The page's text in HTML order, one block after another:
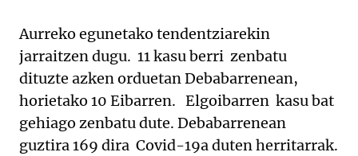
Aurreko egunetako tendentziarekin
jarraitzen dugu. 11 kasu berri zenbatu
dituzte azken orduetan Debabarrenean,
horietako 10 Eibarren. Elgoibarren kasu bat
gehiago zenbatu dute. Debabarrenean
guztira 169 dira Covid-19a duten herritarrak.